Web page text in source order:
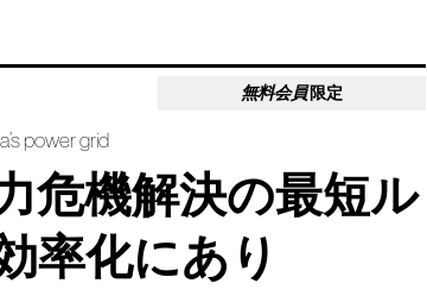
無料会員 限定
power grid
危機解決の最短ル
率化にあり